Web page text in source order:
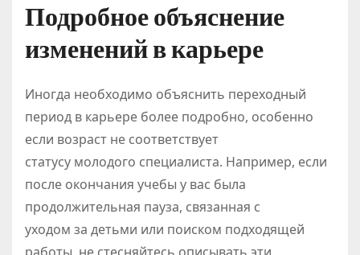
Подробное объяснение
изменений в карьере
Иногда необходимо объяснить переходный
период в карьере более подробно, особенно
если возраст не соответствует
статусу молодого специалиста. Например, если
после окончания учебы у вас была
продолжительная пауза, связанная с
уходом за детьми или поиском подходящей